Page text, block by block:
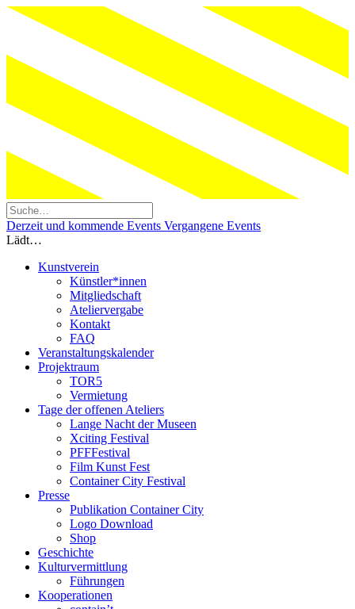
Derzeit und kommende Events Vergangene Events
Lädt…
Kunstverein
Künstler*innen
Mitgliedschaft
Ateliervergabe
Kontakt
FAQ
Veranstaltungskalender
Projektraum
TOR5
Vermietung
Tage der offenen Ateliers
Lange Nacht der Museen
Xciting Festival
PFFFestival
Film Kunst Fest
Container City Festival
Presse
Publikation Container City
Logo Download
Shop
Geschichte
Kulturvermittlung
Führungen
Kooperationen